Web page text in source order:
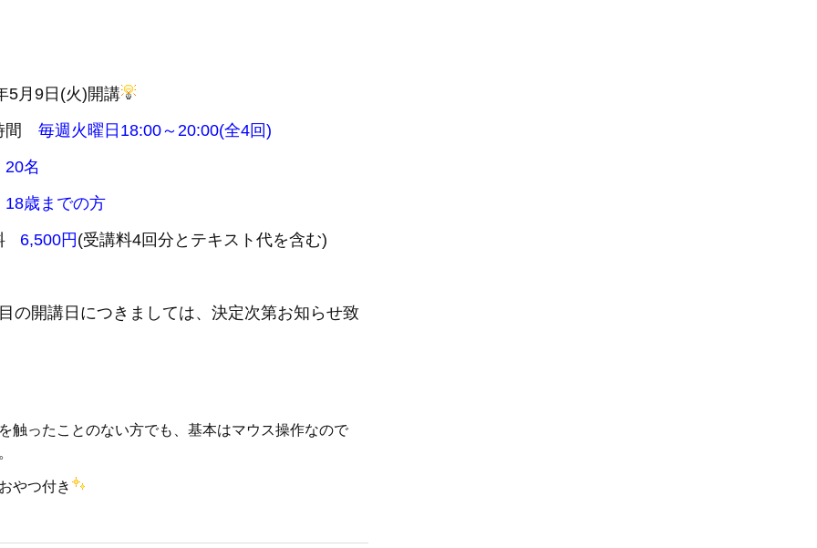
5月9日(火)開講
毎週火曜日18:00～20:00(全4回)
20名
18歳までの方
6,500円 (受講料4回分とテキスト代を含む)
の開講日につきましては、決定次第お知らせ致
触ったことのない方でも、基本はマウス操作なので
やつ付き